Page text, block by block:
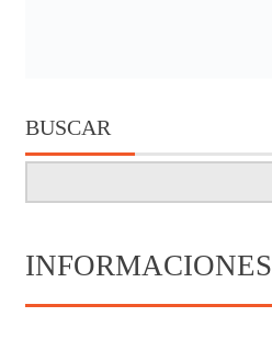
BUSCAR
INFORMACIONES